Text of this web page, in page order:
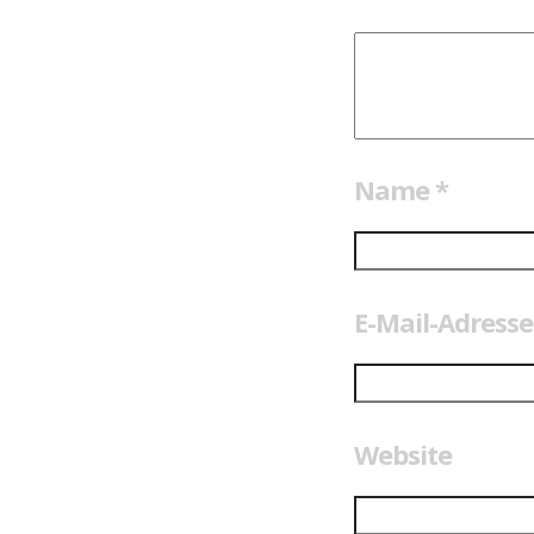
Name *
E-Mail-
Website